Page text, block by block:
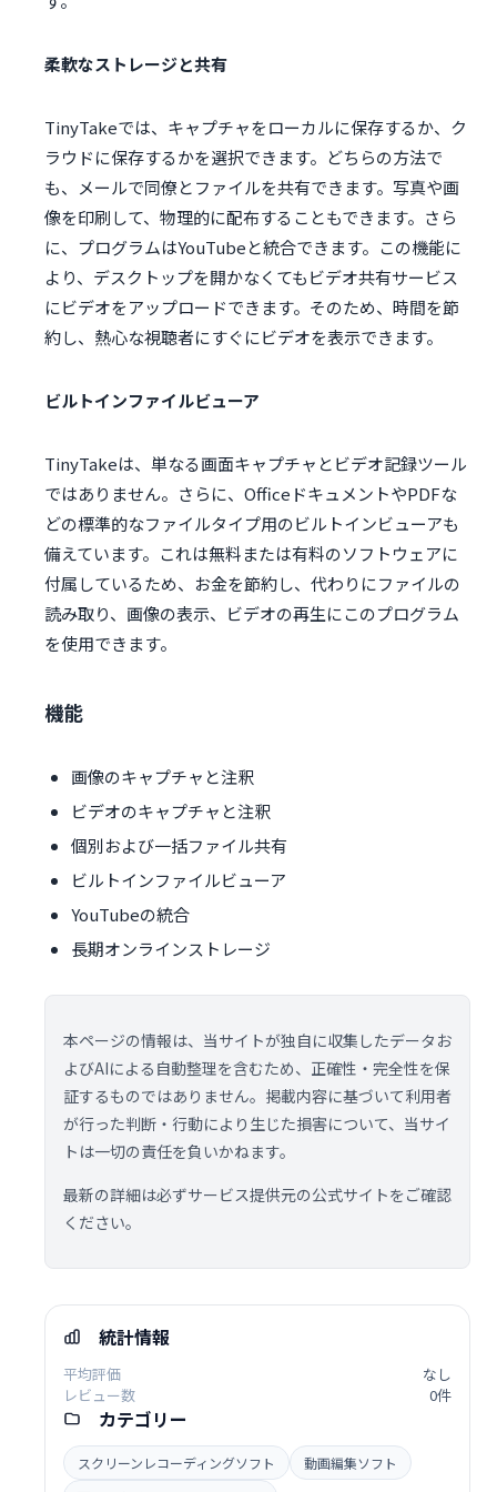
柔軟なストレージと共有
TinyTakeでは、キャプチャをローカルに保存するか、ク
ラウドに保存するかを選択できます。どちらの方法で
も、メールで同僚とファイルを共有できます。写真や画
像を印刷して、物理的に配布することもできます。さら
に、プログラムはYouTubeと統合できます。この機能に
より、デスクトップを開かなくてもビデオ共有サービス
にビデオをアップロードできます。そのため、時間を節
約し、熱心な視聴者にすぐにビデオを表示できます。
ビルトインファイルビューア
TinyTakeは、単なる画面キャプチャとビデオ記録ツール
ではありません。さらに、OfficeドキュメントやPDFな
どの標準的なファイルタイプ用のビルトインビューアも
備えています。これは無料または有料のソフトウェアに
付属しているため、お金を節約し、代わりにファイルの
読み取り、画像の表示、ビデオの再生にこのプログラム
を使用できます。
機能
画像のキャプチャと注釈
ビデオのキャプチャと注釈
個別および一括ファイル共有
ビルトインファイルビューア
YouTubeの統合
長期オンラインストレージ
本ページの情報は、当サイトが独自に収集したデータお
よびAIによる自動整理を含むため、正確性・完全性を保
証するものではありません。掲載内容に基づいて利用者
が行った判断・行動により生じた損害について、当サイ
トは一切の責任を負いかねます。
最新の詳細は必ずサービス提供元の公式サイトをご確認
ください。
統計情報
平均評価
なし
レビュー数
0件
カテゴリー
スクリーンレコーディングソフト
動画編集ソフト